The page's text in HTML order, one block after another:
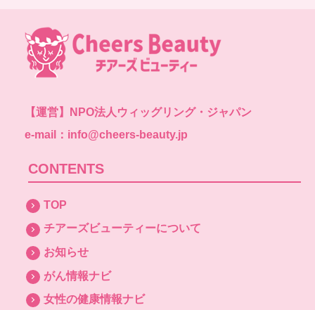
【運営】
NPO法人ウィッグリング・ジャパン
e-mail：info@cheers-beauty.jp
CONTENTS
TOP
チアーズビューティーについて
お知らせ
がん情報ナビ
女性の健康情報ナビ